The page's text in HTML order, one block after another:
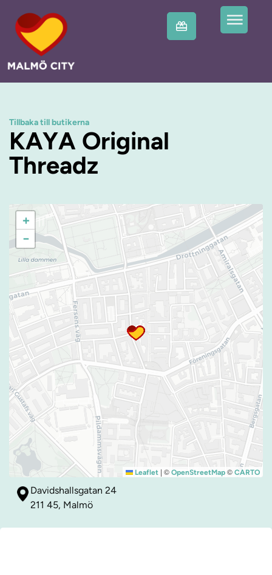
Tillbaka till butikerna
KAYA Original
Threadz
+
−
Leaflet | © OpenStreetMap © CARTO
Davidshallsgatan 24
211 45, Malmö